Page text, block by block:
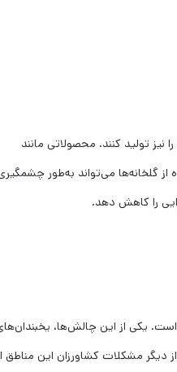
تولید کنند. محصولاتی مانند
از گلخانه‌ها می‌تواند به‌طور
را کاهش دهد.
یکی از این چالش‌ها،
دیگر مشکلات کشاورزان این